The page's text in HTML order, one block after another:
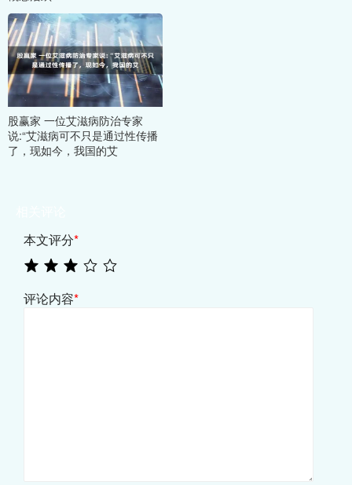
股赢家 一位艾滋病防治专家
说:“艾滋病可不只是通过性传播
了，现如今，我国的艾
本文评分*
评论内容*